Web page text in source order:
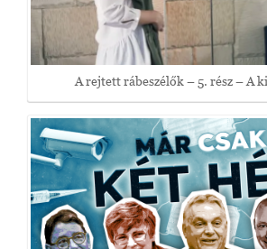
A rejtett rábeszélők – 5. rész – A